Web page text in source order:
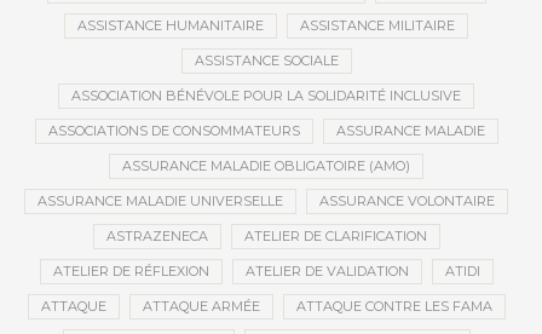
ASSISTANCE HUMANITAIRE ASSISTANCE MILITAIRE
ASSISTANCE SOCIALE
ASSOCIATION BÉNÉVOLE POUR LA SOLIDARITÉ INCLUSIVE
ASSOCIATIONS DE CONSOMMATEURS ASSURANCE MALADIE
ASSURANCE MALADIE OBLIGATOIRE (AMO)
ASSURANCE MALADIE UNIVERSELLE ASSURANCE VOLONTAIRE
ASTRAZENECA ATELIER DE CLARIFICATION
ATELIER DE RÉFLEXION ATELIER DE VALIDATION ATIDI
ATTAQUE ATTAQUE ARMÉE ATTAQUE CONTRE LES FAMA